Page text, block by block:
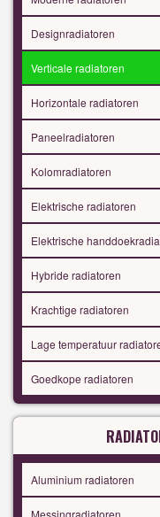
Designradiatoren
Verticale radiatoren
Horizontale radiatoren
Paneelradiatoren
Kolomradiatoren
Elektrische radiatoren
Elektrische
Hybride radiatoren
Krachtige radiatoren
Lage temperatuur
Goedkope radiatoren
Aluminium radiatoren
Messingradiatoren